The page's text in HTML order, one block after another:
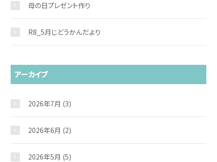
母の日プレゼント作り
R8_5月じどうかんだより
アーカイブ
2026年7月 (3)
2026年6月 (2)
2026年5月 (5)